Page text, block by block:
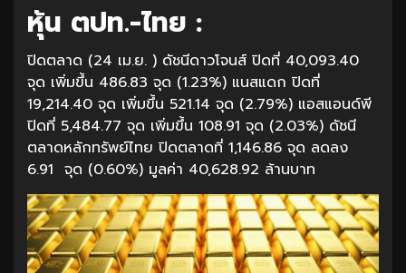
หุ้น ตปท.-ไทย :
ปิดตลาด (24 เม.ย. ) ดัชนีดาวโจนส์ ปิดที่ 40,093.40
จุด เพิ่มขึ้น 486.83 จุด (1.23%) แนสแดก ปิดที่
19,214.40 จุด เพิ่มขึ้น 521.14 จุด (2.79%) แอสแอนด์พี
ปิดที่ 5,484.77 จุด เพิ่มขึ้น 108.91 จุด (2.03%) ดัชนี
ตลาดหลักทรัพย์ไทย ปิดตลาดที่ 1,146.86 จุด ลดลง
6.91 จุด (0.60%) มูลค่า 40,628.92 ล้านบาท